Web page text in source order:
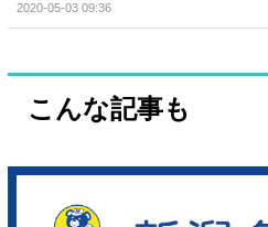
2020-05-03 09:36
こんな記事も